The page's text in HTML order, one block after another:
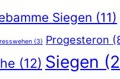
Siegen (11)
(3) Progesteron
(12) Siegen